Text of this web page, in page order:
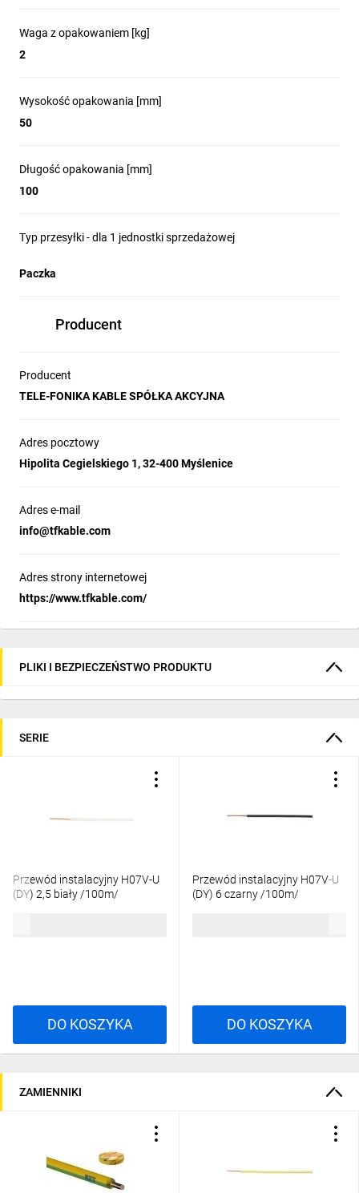
Waga z opakowaniem [kg]
2
Wysokość opakowania [mm]
50
Długość opakowania [mm]
100
Typ przesyłki - dla 1 jednostki sprzedażowej
Paczka
Producent
Producent
TELE-FONIKA KABLE SPÓŁKA AKCYJNA
Adres pocztowy
Hipolita Cegielskiego 1, 32-400 Myślenice
Adres e-mail
info@tfkable.com
Adres strony internetowej
https://www.tfkable.com/
PLIKI I BEZPIECZEŃSTWO PRODUKTU
SERIE
Przewód instalacyjny H07V-U
(DY) 2,5 biały /100m/
DO KOSZYKA
Przewód instalacyjny H07V-U
(DY) 6 czarny /100m/
DO KOSZYKA
ZAMIENNIKI